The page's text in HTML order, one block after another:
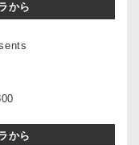
から
から